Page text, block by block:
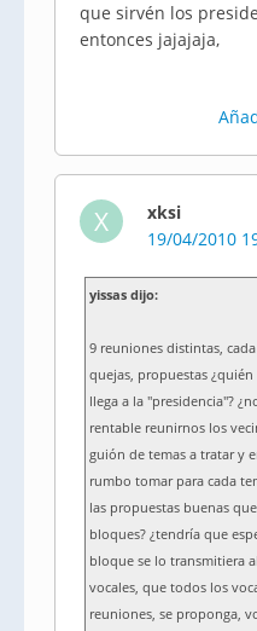
que sirvén los
entonces jajajaja,
X
xksi
19/04/2010
yissas dijo:
9 reuniones distintas,
quejas, propuestas
llega a la "presidencia"?
rentable reunirnos los
guión de temas a tratar y
rumbo tomar para cada
las propuestas buenas
bloques? ¿tendría que
bloque se lo transmitiera
vocales, que todos los
reuniones, se proponga,